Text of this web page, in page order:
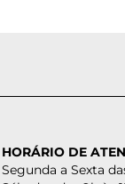
HORÁRIO DE
Segunda a Sexta